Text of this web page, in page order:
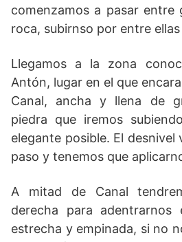
comenzamos a pasar entre
roca, subirnso por entre
Llegamos a la zona
Antón, lugar en el que
Canal, ancha y llena de
piedra que iremos
elegante posible. El desnivel
paso y tenemos que
A mitad de Canal
derecha para
estrecha y empinada, si no